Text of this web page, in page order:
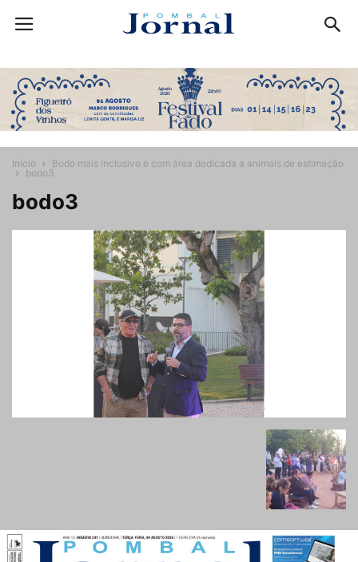
Início
Bodo mais inclusivo e com área dedicada a animais de estimação
bodo3
bodo3